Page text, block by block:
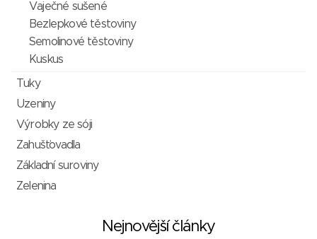
Vaječné sušené
Bezlepkové těstoviny
Semolinové těstoviny
Kuskus
Tuky
Uzeniny
Výrobky ze sóji
Zahušťovadla
Základní suroviny
Zelenina
Nejnovější články